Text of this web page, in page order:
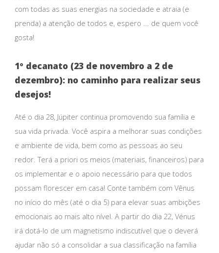
com todas as suas energias na sociedade e atraia (e
prenda) a atenção de todos e, espero ... de quem você
gosta!
1º decanato (23 de novembro a 2 de
dezembro): no caminho para realizar seus
desejos!
Até o dia 28, Júpiter continua promovendo sua família e
sua vida privada. Você aspira a melhorar suas condições
e ambiente de vida, bem como as pessoas ao seu
redor. Terá a priori os meios (materiais, financeiros) para
os implementar e o apoio necessário para que todos
possam florescer em casa! Conte também com Vênus
no início do mês (até o dia 5) para elevar suas ambições
emocionais ao mais alto nível. A partir do dia 22, Vénus
irá dotá-lo de um magnetismo indiscutível que o deverá
ajudar não só a consolidar a sua classificação na família